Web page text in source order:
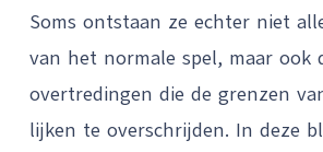
Soms ontstaan ze echter niet
van het normale spel, maar ook
overtredingen die de grenzen
lijken te overschrijden. In deze